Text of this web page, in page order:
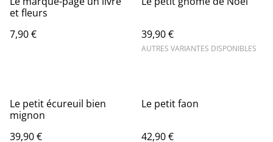
et fleurs
7,90 €
39,90 €
AUTRES VARIANTES DISPONIBLES
Le petit écureuil bien
mignon
39,90 €
Le petit faon
42,90 €